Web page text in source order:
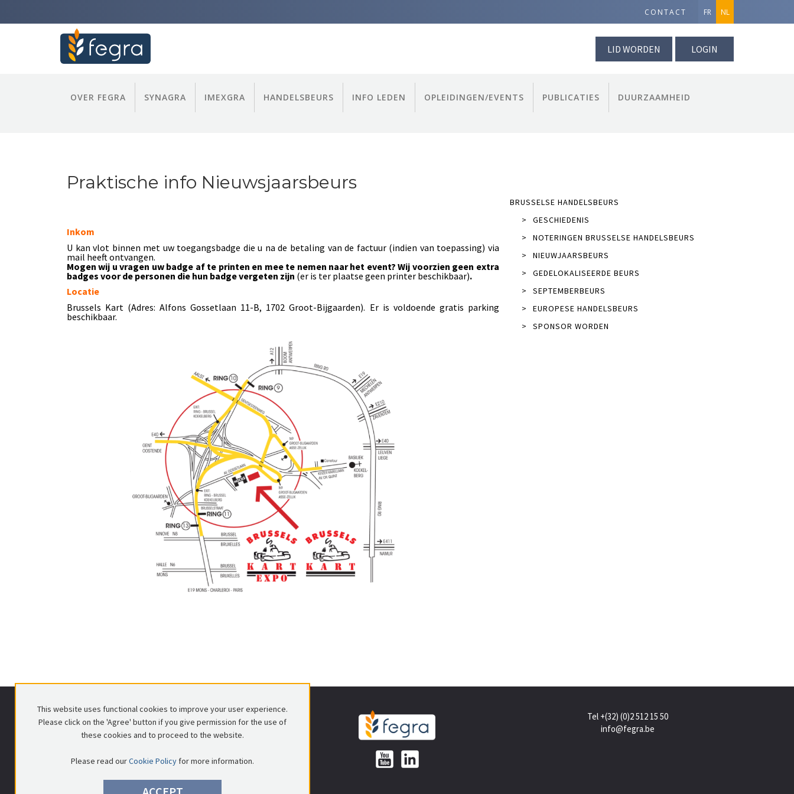
CONTACT FR NL
LID WORDEN LOGIN
OVER FEGRA SYNAGRA IMEXGRA HANDELSBEURS INFO LEDEN OPLEIDINGEN/EVENTS PUBLICATIES DUURZAAMHEID
Praktische info Nieuwsjaarsbeurs
Inkom
U kan vlot binnen met uw toegangsbadge die u nade betaling vande factuur (indien van toepassing) via
mail heeft ontvangen.
Mogen wij u vragen uw badge af te printen en mee te nemen naar het event? Wij voorzien geen extra
badges voordepersonen die hun badge vergeten zijn (er is ter plaatse geen printer beschikbaar).
Locatie
Brussels Kart (Adres: Alfons Gossetlaan 11-B, 1702 Groot-Bijgaarden). Er is voldoende gratis parking
beschikbaar.
BRUSSELSE HANDELSBEURS
>
GESCHIEDENIS
>
NOTERINGEN BRUSSELSE HANDELSBEURS
>
NIEUWJAARSBEURS
>
GEDELOKALISEERDE BEURS
>
SEPTEMBERBEURS
>
EUROPESE HANDELSBEURS
>
SPONSOR WORDEN
Voorlopig Bewindstraat 16
1000 Brussel
Tel +(32) (0)2 512 15 50
info@fegra.be
This website uses functional cookies to improve your user experience.
Please click on the 'Agree' button if you give permission for the use of
these cookies and to proceed to the website.
Please read ourCookie Policy for more information.